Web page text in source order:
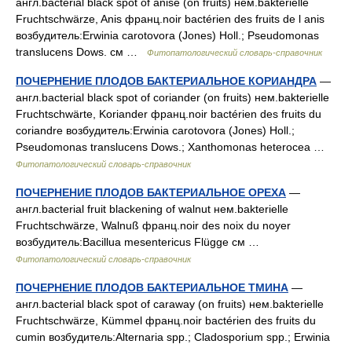
Fruchtschwärze, Anis франц.noir bactérien des fruits de l anis
возбудитель:Erwinia carotovora (Jones) Holl.; Pseudomonas
translucens Dows. см …
Фитопатологический словарь-справочник
ПОЧЕРНЕНИЕ ПЛОДОВ БАКТЕРИАЛЬНОЕ КОРИАНДРА —
англ.bacterial black spot of coriander (on fruits) нем.bakterielle
Fruchtschwärte, Koriander франц.noir bactérien des fruits du
coriandre возбудитель:Erwinia carotovora (Jones) Holl.;
Pseudomonas translucens Dows.; Xanthomonas heterocea …
Фитопатологический словарь-справочник
ПОЧЕРНЕНИЕ ПЛОДОВ БАКТЕРИАЛЬНОЕ ОРЕХА —
англ.bacterial fruit blackening of walnut нем.bakterielle
Fruchtschwärze, Walnuß франц.noir des noix du noyer
возбудитель:Bacillua mesentericus Flügge см …
Фитопатологический словарь-справочник
ПОЧЕРНЕНИЕ ПЛОДОВ БАКТЕРИАЛЬНОЕ ТМИНА —
англ.bacterial black spot of caraway (on fruits) нем.bakterielle
Fruchtschwärze, Kümmel франц.noir bactérien des fruits du
cumin возбудитель:Alternaria spp.; Cladosporium spp.; Erwinia